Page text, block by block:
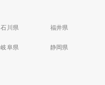
石川県 福井県
岐阜県 静岡県